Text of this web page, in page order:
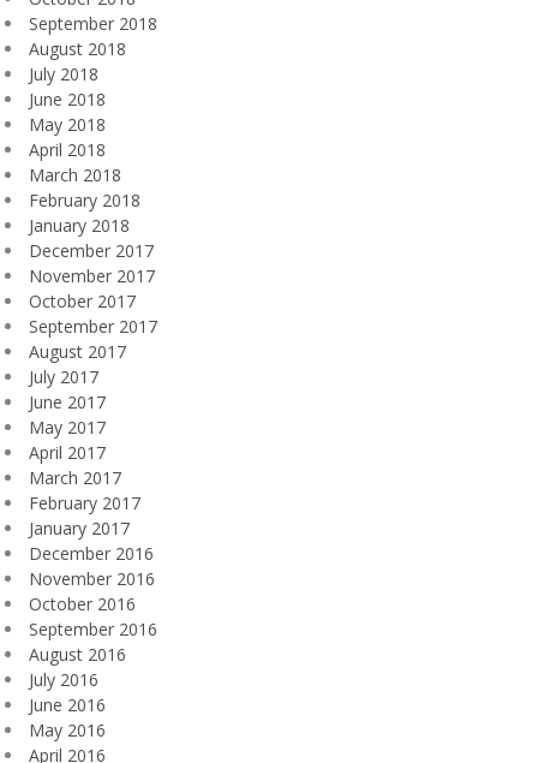
September 2018
August 2018
July 2018
June 2018
May 2018
April 2018
March 2018
February 2018
January 2018
December 2017
November 2017
October 2017
September 2017
August 2017
July 2017
June 2017
May 2017
April 2017
March 2017
February 2017
January 2017
December 2016
November 2016
October 2016
September 2016
August 2016
July 2016
June 2016
May 2016
April 2016